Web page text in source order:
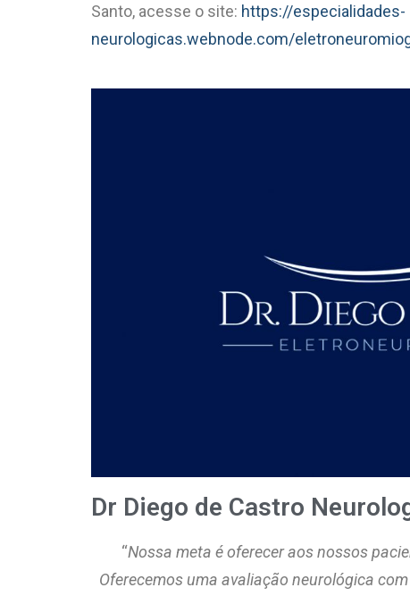
Santo, acesse o site: https://especialidades-
neurologicas.webnode.com/
Dr Diego de Castro
“Nossa meta é oferecer aos nossos
Oferecemos uma avaliação neurológica